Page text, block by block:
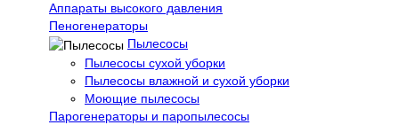
Аппараты высокого давления
Пеногенераторы
Пылесосы
Пылесосы сухой уборки
Пылесосы влажной и сухой уборки
Моющие пылесосы
Парогенераторы и паропылесосы